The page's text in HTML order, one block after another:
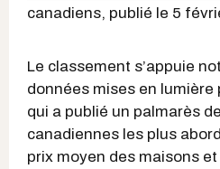
canadiens, publié le 5
Le classement s’appuie
données mises en lumière
qui a publié un palmarès
canadiennes les plus
prix moyen des maisons